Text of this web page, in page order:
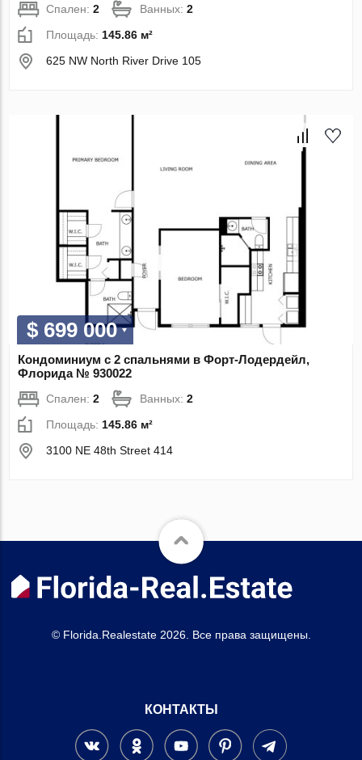
Спален:2 Ванных:2
Площадь: 145.86 м²
625 NW North River Drive 105
$ 699 000
Кондоминиум с 2 спальнями в Форт-Лодердейл,
Флорида № 930022
Спален:2 Ванных:2
Площадь: 145.86 м²
3100 NE 48th Street 414
© Florida.Realestate 2026. Все права защищены.
КОНТАКТЫ